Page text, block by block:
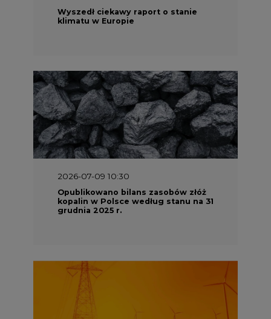
Wyszedł ciekawy raport o stanie
klimatu w Europie
2026-07-09 10:30
Opublikowano bilans zasobów złóż
kopalin w Polsce według stanu na 31
grudnia 2025 r.